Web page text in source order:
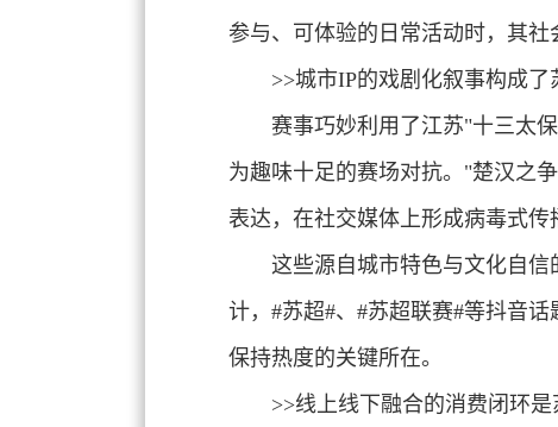
参与、可体验的日常活动时，其社
>>城市IP的戏剧化叙事构成了
赛事巧妙利用了江苏"十三太
为趣味十足的赛场对抗。"楚汉之争
表达，在社交媒体上形成病毒式传
这些源自城市特色与文化自
计，#苏超#、#苏超联赛#等抖音
保持热度的关键所在。
>>线上线下融合的消费闭环是